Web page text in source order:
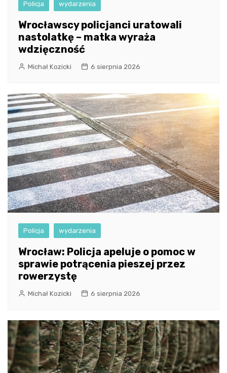
Policja wydarzenia
Wrocławscy policjanci uratowali
nastolatkę – matka wyraża
wdzięczność
Michał Kozicki 6 sierpnia 2026
Policja wydarzenia
Wrocław: Policja apeluje o pomoc w
sprawie potrącenia pieszej przez
rowerzystę
Michał Kozicki 6 sierpnia 2026